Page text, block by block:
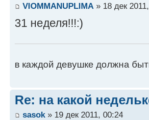
VIOMMANUPLIMA » 18 дек
31 неделя!!!:)
в каждой девушке должна
Re: на какой
sasok » 19 дек 2011, 00:24